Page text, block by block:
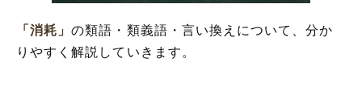
「消耗」の類語・類義語・言い換えについて、分か
りやすく解説していきます。